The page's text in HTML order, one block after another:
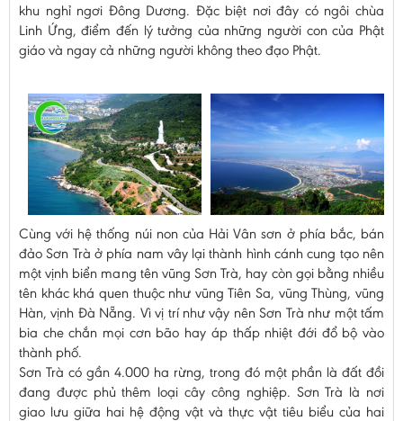
khu nghỉ ngơi Đông Dương. Đặc biệt nơi đây có ngôi chùa
Linh Ứng, điểm đến lý tưởng của những người con của Phật
giáo và ngay cả những người không theo đạo Phật.
Cùng với hệ thống núi non của Hải Vân sơn ở phía bắc, bán
đảo Sơn Trà ở phía nam vây lại thành hình cánh cung tạo nên
một vịnh biển mang tên vũng Sơn Trà, hay còn gọi bằng nhiều
tên khác khá quen thuộc như vũng Tiên Sa, vũng Thùng, vũng
Hàn, vịnh Ðà Nẵng. Vì vị trí như vậy nên Sơn Trà như một tấm
bia che chắn mọi cơn bão hay áp thấp nhiệt đới đổ bộ vào
thành phố.
Sơn Trà có gần 4.000 ha rừng, trong đó một phần là đất đồi
đang được phủ thêm loại cây công nghiệp. Sơn Trà là nơi
giao lưu giữa hai hệ động vật và thực vật tiêu biểu của hai